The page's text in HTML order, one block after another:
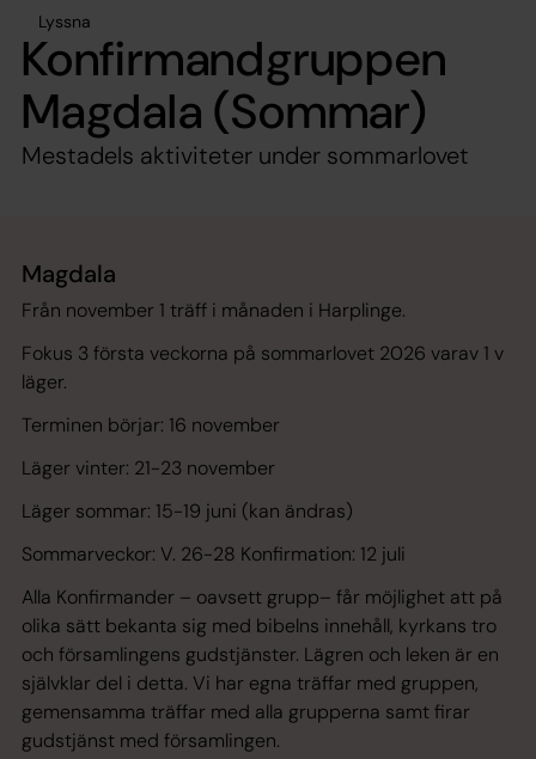
Lyssna
Konfirmandgruppen
Magdala (Sommar)
Mestadels aktiviteter under sommarlovet
Magdala
Från november 1 träff i månaden i Harplinge.
Fokus 3 första veckorna på sommarlovet 2026 varav 1 v
läger.
Terminen börjar: 16 november
Läger vinter: 21-23 november
Läger sommar: 15-19 juni (kan ändras)
Sommarveckor: V. 26-28 Konfirmation: 12 juli
Alla Konfirmander – oavsett grupp– får möjlighet att på
olika sätt bekanta sig med bibelns innehåll, kyrkans tro
och församlingens gudstjänster. Lägren och leken är en
självklar del i detta. Vi har egna träffar med gruppen,
gemensamma träffar med alla grupperna samt firar
gudstjänst med församlingen.